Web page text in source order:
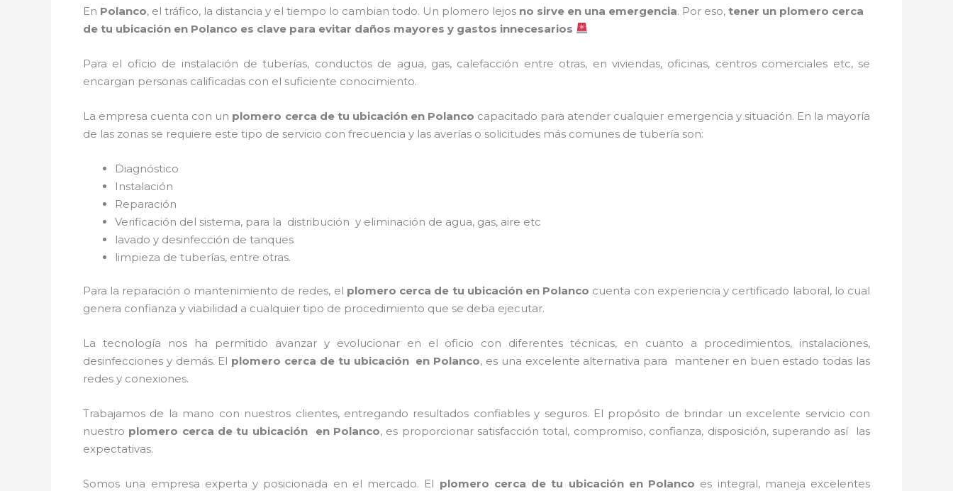
En Polanco, el tráfico, la distancia y el tiempo lo cambian todo. Un plomero lejos no sirve en una emergencia. Por eso, tener un plomero cerca
de tu ubicación en Polanco es clave para evitar daños mayores y gastos innecesarios
Para el oficio de instalación de tuberías, conductos de agua, gas, calefacción entre otras, en viviendas, oficinas, centros comerciales etc, se
encargan personas calificadas con el suficiente conocimiento.
La empresa cuenta con un plomero cerca de tu ubicación en Polanco capacitado para atender cualquier emergencia y situación. En la mayoría
de las zonas se requiere este tipo de servicio con frecuencia y las averías o solicitudes más comunes de tubería son:
Diagnóstico
Instalación
Reparación
Verificación del sistema, para la distribución y eliminación de agua, gas, aire etc
lavado y desinfección de tanques
limpieza de tuberías, entre otras.
Para la reparación o mantenimiento de redes, el plomero cerca de tu ubicación en Polanco cuenta con experiencia y certificado laboral, lo cual
genera confianza y viabilidad a cualquier tipo de procedimiento que se deba ejecutar.
La tecnología nos ha permitido avanzar y evolucionar en el oficio con diferentes técnicas, en cuanto a procedimientos, instalaciones,
desinfecciones y demás. El plomero cerca de tu ubicación en Polanco, es una excelente alternativa para mantener en buen estado todas las
redes y conexiones.
Trabajamos de la mano con nuestros clientes, entregando resultados confiables y seguros. El propósito de brindar un excelente servicio con
nuestro plomero cerca de tu ubicación en Polanco, es proporcionar satisfacción total, compromiso, confianza, disposición, superando así las
expectativas.
Somos una empresa experta y posicionada en el mercado. El plomero cerca de tu ubicación en Polanco es integral, maneja excelentes